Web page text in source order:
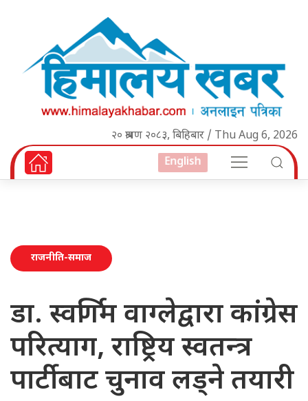
२० श्रावण २०८३, बिहिबार / Thu Aug 6, 2026
English
राजनीति-समाज
डा. स्वर्णिम वाग्लेद्वारा कांग्रेस
परित्याग, राष्ट्रिय स्वतन्त्र
पार्टीबाट चुनाव लड्ने तयारी